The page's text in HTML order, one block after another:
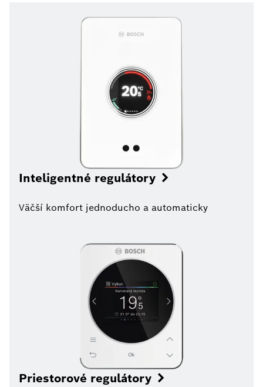
Inteligentné regulátory
Väčší komfort jednoducho a automaticky
Priestorové regulátory